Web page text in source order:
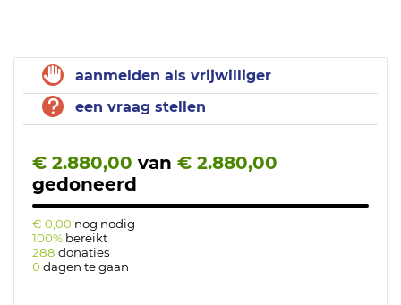
aanmelden als vrijwilliger
een vraag stellen
€ 2.880,00 van € 2.880,00
gedoneerd
€ 0,00 nog nodig
100% bereikt
288 donaties
0dagen te gaan